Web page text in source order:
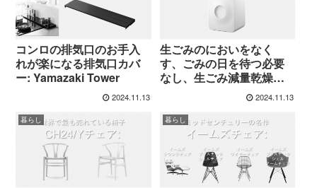
コンロの排気口のお手入
れが楽になる排気口カバ
ー: Yamazaki Tower
2024.11.13
生ごみのにおいをなく
す、ごみの日を待つ必要
なし、生ごみ減量乾燥機:
Loofen、パナソニック、
2024.11.13
暮らし 暮らし